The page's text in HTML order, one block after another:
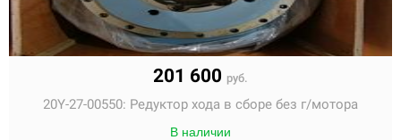
201 600 руб.
20Y-27-00550: Редуктор хода в сборе без г/мотора
В наличии